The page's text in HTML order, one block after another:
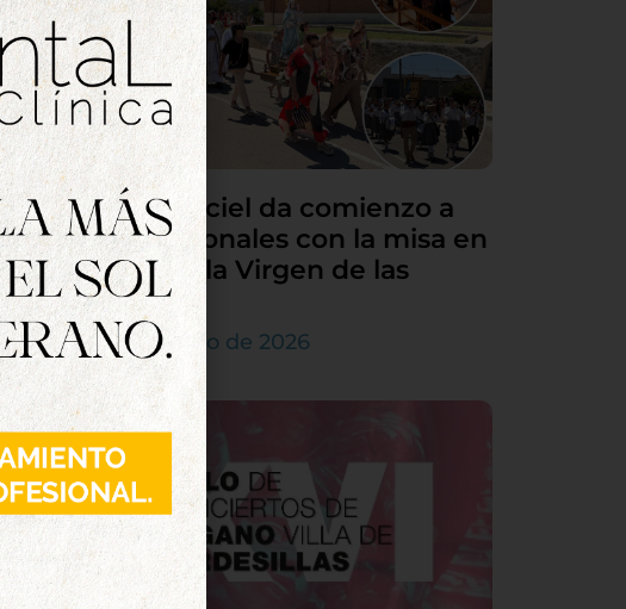
Villamarciel da comienzo a
sus patronales con la misa en
honor a la Virgen de las
Nieves
5 de agosto de 2026